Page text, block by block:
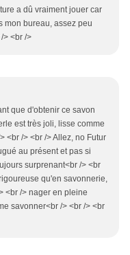
a dû vraiment jouer car
mon bureau, assez peu
> <br />
que d'obtenir ce savon
est très joli, lisse comme
<br /> <br /> Allez, no Futur
au présent et pas si
surprenant<br /> <br
qu'en savonnerie,
<br /> nager en pleine
savonner<br /> <br /> <br